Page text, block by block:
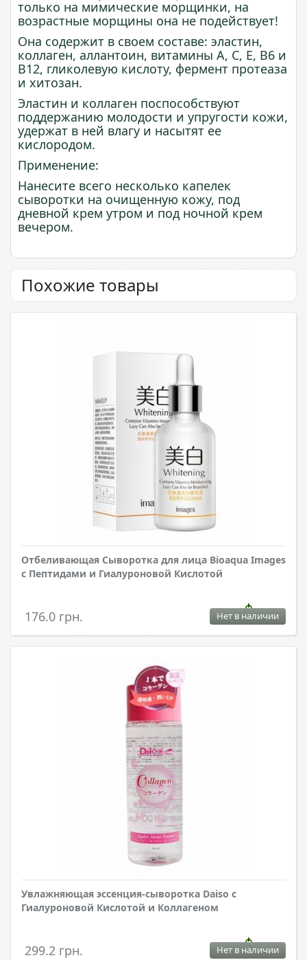
только на мимические морщинки, на
возрастные морщины она не подействует!
Она содержит в своем составе: эластин,
коллаген, аллантоин, витамины А, С, Е, В6 и
В12, гликолевую кислоту, фермент протеаза
и хитозан.
Эластин и коллаген поспособствуют
поддержанию молодости и упругости кожи,
удержат в ней влагу и насытят ее
кислородом.
Применение:
Нанесите всего несколько капелек
сыворотки на очищенную кожу, под
дневной крем утром и под ночной крем
вечером.
Похожие товары
Отбеливающая Сыворотка для лица Bioaqua Images
с Пептидами и Гиалуроновой Кислотой
176.0 грн. Нет в наличии
Увлажняющая эссенция-сыворотка Daiso с
Гиалуроновой Кислотой и Коллагеном
299.2 грн. Нет в наличии